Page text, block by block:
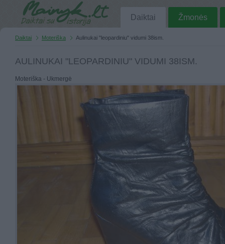
Daiktai Žmonės
Daiktai Moteriška Aulinukai "leopardiniu" vidumi 38ism.
AULINUKAI "LEOPARDINIU" VIDUMI 38ISM.
Moteriška - Ukmergė